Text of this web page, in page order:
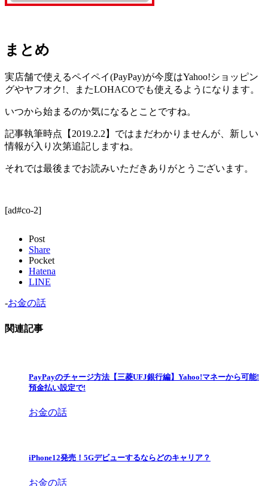
まとめ
実店舗で使えるペイペイ(PayPay)が今度はYahoo!ショッピン
グやヤフオク!、またLOHACOでも使えるようになります。
いつから始まるのか気になるとことですね。
記事執筆時点【2019.2.2】ではまだわかりませんが、新しい
情報が入り次第追記しますね。
それでは最後までお読みいただきありがとうございます。
[ad#co-2]
Post
Share
Pocket
Hatena
LINE
-お金の話
関連記事
PayPayのチャージ方法【三菱UFJ銀行編】Yahoo!マネーから可能!
預金払い設定で!
お金の話
iPhone12発売！5Gデビューするならどのキャリア？
お金の話